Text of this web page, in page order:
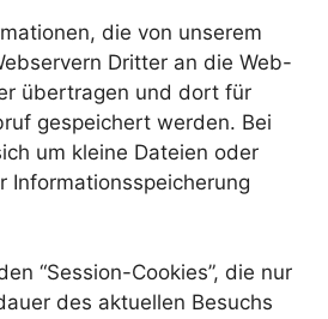
die von unserem
Dritter an die Web-
übertragen und dort für
gespeichert werden. Bei
um kleine Dateien oder
Informationsspeicherung
“Session-Cookies”, die nur
des aktuellen Besuchs